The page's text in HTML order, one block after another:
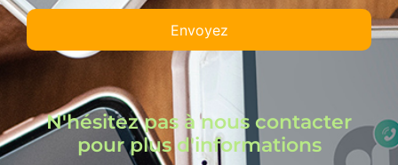
Envoyez
N'hésitez pas à nous contacter
pour plus d'informations